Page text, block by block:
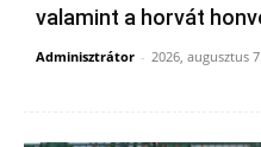
valamint a horvát
Adminisztrátor - 2026, augusztus 7.